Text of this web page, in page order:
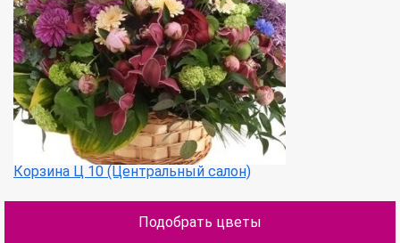
Корзина Ц 10 (Центральный салон)
Подобрать цветы